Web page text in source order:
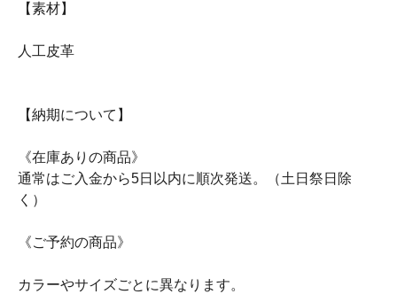
【素材】
人工皮革
【納期について】
《在庫ありの商品》
通常はご入金から5日以内に順次発送。（土日祭日除
く）
《ご予約の商品》
カラーやサイズごとに異なります。